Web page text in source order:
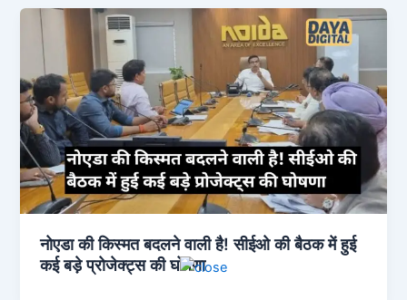
नोएडा की किस्मत बदलने वाली है! सीईओ की बैठक में हुई
कई बड़े प्रोजेक्ट्स की घोषणा